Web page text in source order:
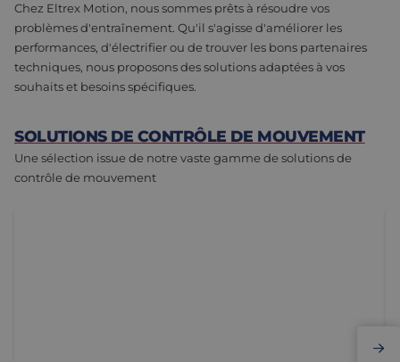
Chez Eltrex Motion, nous sommes prêts à résoudre vos
problèmes d'entraînement. Qu'il s'agisse d'améliorer les
performances, d'électrifier ou de trouver les bons partenaires
techniques, nous proposons des solutions adaptées à vos
souhaits et besoins spécifiques.
SOLUTIONS DE CONTRÔLE DE MOUVEMENT
Une sélection issue de notre vaste gamme de solutions de
contrôle de mouvement